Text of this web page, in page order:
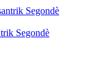
Segondè